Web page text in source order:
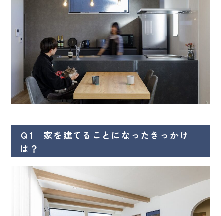
Ｑ1 家を建てることになったきっかけ
は？